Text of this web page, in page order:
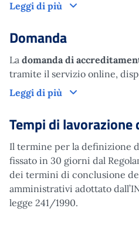
Leggi di più
Come funziona
Domanda
La domanda di
tramite il servizio online,
Leggi di più
Domanda
Tempi di
Il termine per la definizione
fissato in 30 giorni dal
dei termini di conclusione
amministrativi adottato
legge 241/1990.